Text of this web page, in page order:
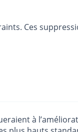
Ces
à